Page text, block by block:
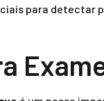
para detectar